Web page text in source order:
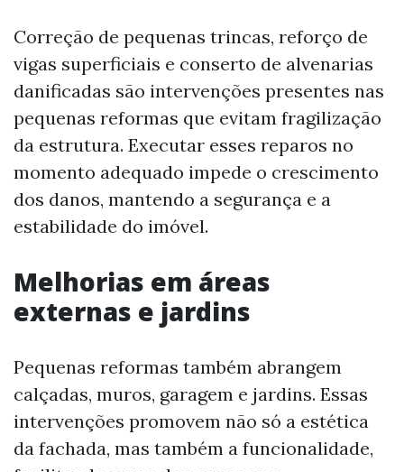
Correção de pequenas trincas, reforço de
vigas superficiais e conserto de alvenarias
danificadas são intervenções presentes nas
pequenas reformas que evitam fragilização
da estrutura. Executar esses reparos no
momento adequado impede o crescimento
dos danos, mantendo a segurança e a
estabilidade do imóvel.
Melhorias em áreas
externas e jardins
Pequenas reformas também abrangem
calçadas, muros, garagem e jardins. Essas
intervenções promovem não só a estética
da fachada, mas também a funcionalidade,